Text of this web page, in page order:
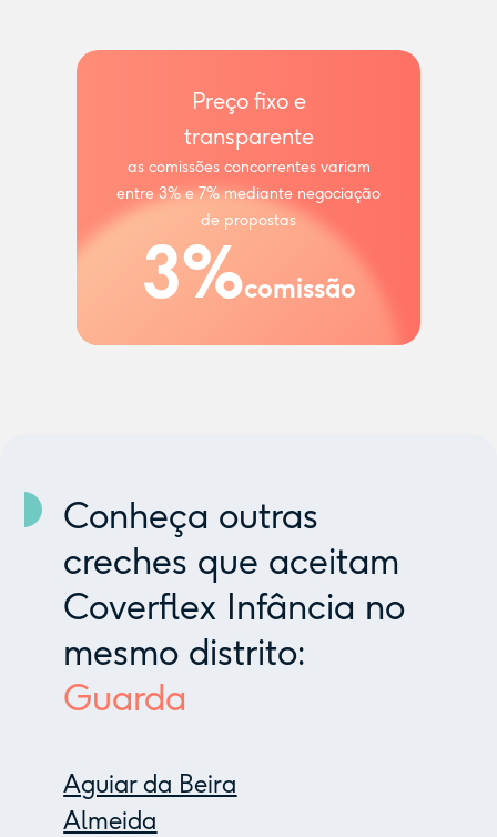
Preço fixo e
transparente
as comissões concorrentes variam
entre 3% e 7% mediante negociação
de propostas
3%comissão
Conheça outras
creches que aceitam
Coverflex Infância no
mesmo distrito:
Guarda
Aguiar da Beira
Almeida